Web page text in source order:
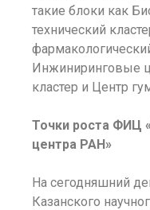
такие блоки как
технический
Инжиниринговые
кластер и Центр
Точки роста ФИЦ
центра РАН»
На сегодняшний
Казанского